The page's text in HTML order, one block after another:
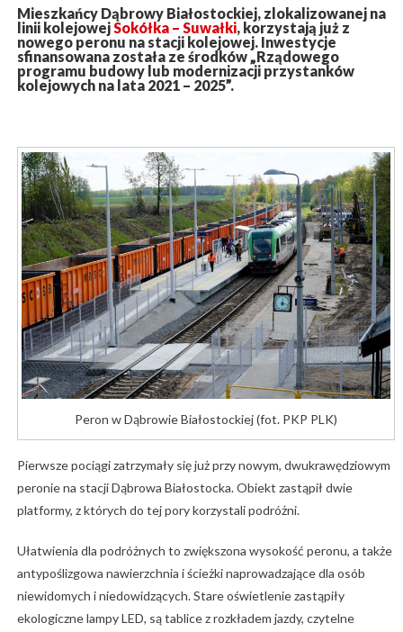
Mieszkańcy Dąbrowy Białostockiej, zlokalizowanej na
linii kolejowejSokółka – Suwałki, korzystają już z
nowego peronu na stacji kolejowej. Inwestycje
sfinansowana została ze środków „Rządowego
programu budowy lub modernizacji przystanków
kolejowych na lata 2021 – 2025”.
Peron w Dąbrowie Białostockiej (fot. PKP PLK)
Pierwsze pociągi zatrzymały się już przy nowym, dwukrawędziowym
peronie na stacji Dąbrowa Białostocka. Obiekt zastąpił dwie
platformy, z których do tej pory korzystali podróżni.
Ułatwienia dla podróżnych to zwiększona wysokość peronu, a także
antypoślizgowa nawierzchnia i ścieżki naprowadzające dla osób
niewidomych i niedowidzących. Stare oświetlenie zastąpiły
ekologiczne lampy LED, są tablice z rozkładem jazdy, czytelne